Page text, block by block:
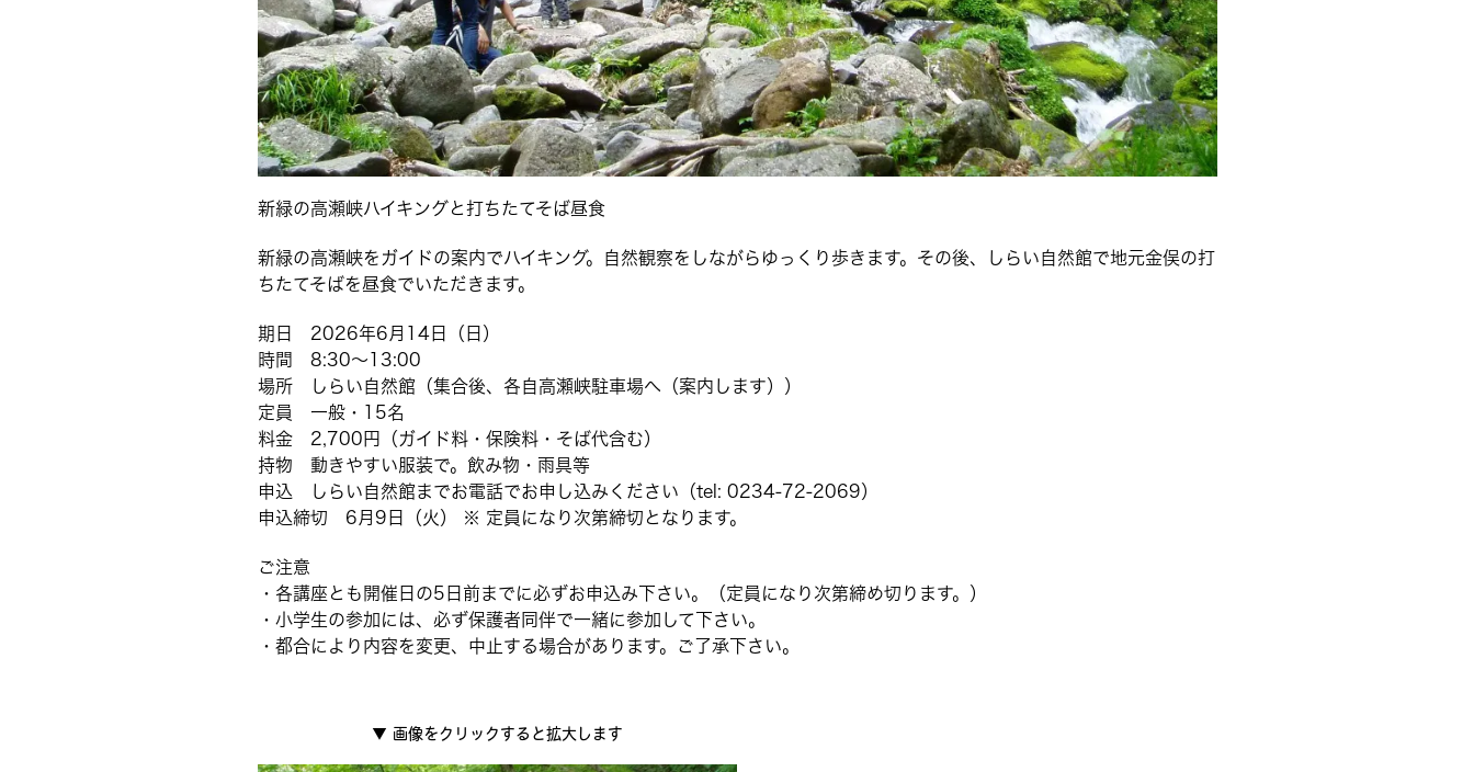
新緑の高瀬峡ハイキングと打ちたてそば昼食
新緑の高瀬峡をガイドの案内でハイキング。自然観察をしながらゆっくり歩きます。その後、しらい自然館で地元金俣の打
ちたてそばを昼食でいただきます。
期日 2026年6月14日（日）
時間 8:30〜13:00
場所 しらい自然館（集合後、各自高瀬峡駐車場へ（案内します））
定員 一般・15名
料金 2,700円（ガイド料・保険料・そば代含む）
持物 動きやすい服装で。飲み物・雨具等
申込 しらい自然館までお電話でお申し込みください（tel: 0234-72-2069）
申込締切 6月9日（火） ※ 定員になり次第締切となります。
ご注意
・各講座とも開催日の5日前までに必ずお申込み下さい。（定員になり次第締め切ります。）
・小学生の参加には、必ず保護者同伴で一緒に参加して下さい。
・都合により内容を変更、中止する場合があります。ご了承下さい。
▼ 画像をクリックすると拡大します